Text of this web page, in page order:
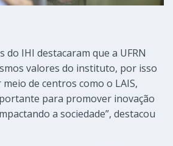
do IHI destacaram que a UFRN
valores do instituto, por isso
de centros como o LAIS,
para promover inovação
a sociedade”, destacou